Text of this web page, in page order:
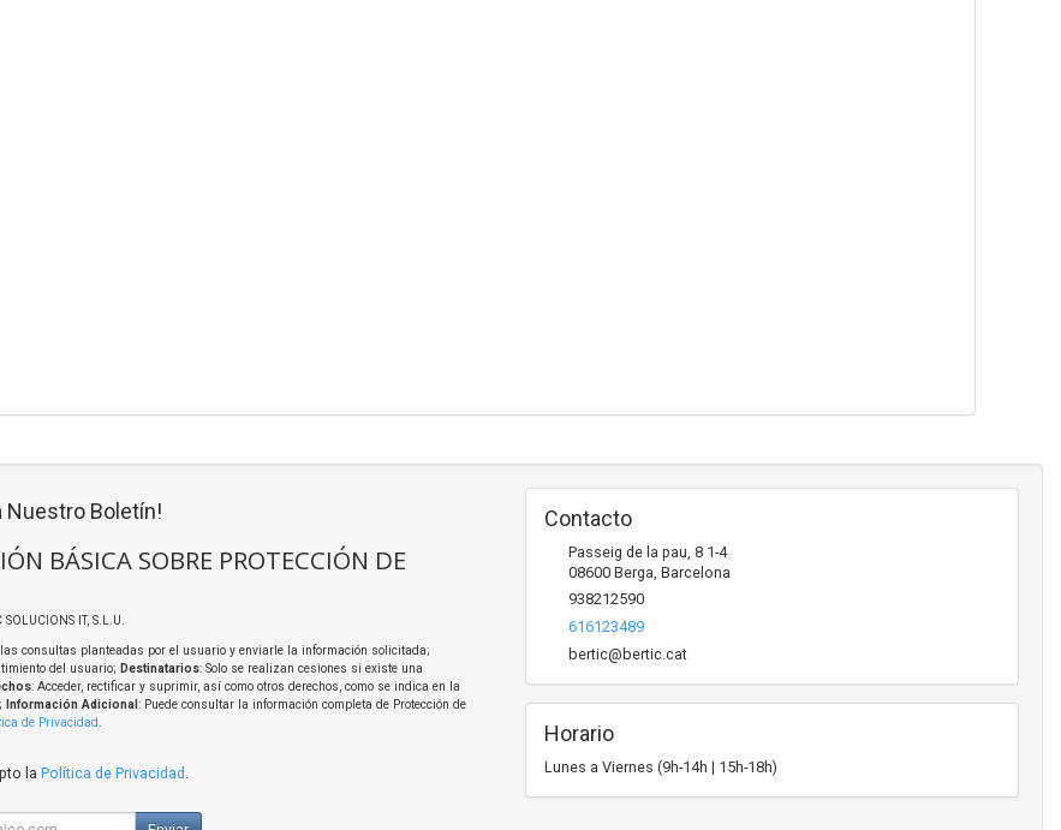
Nuestro Boletín!
BÁSICA SOBRE PROTECCIÓN DE
SOLUCIONS IT, S.L.U.
las consultas planteadas por el usuario y enviarle la información solicitada;
del usuario; Destinatarios: Solo se realizan cesiones si existe una
: Acceder, rectificar y suprimir, así como otros derechos, como se indica en la
Información Adicional : Puede consultar la información completa de Protección de
de Privacidad.
la Política de Privacidad .
Contacto
Passeig de la pau, 8 1-4
08600 Berga, Barcelona
938212590
616123489
bertic@bertic.cat
Horario
Lunes a Viernes (9h-14h | 15h-18h)